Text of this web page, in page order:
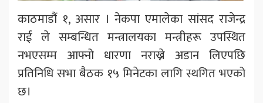
काठमाडौं १, असार । नेकपा एमालेका सांसद राजेन्द्र
राई ले सम्बन्धित मन्त्रालयका मन्त्रीहरू उपस्थित
नभएसम्म आफ्नो धारणा नराख्ने अडान लिएपछि
प्रतिनिधि सभा बैठक १५ मिनेटका लागि स्थगित भएको
छ।